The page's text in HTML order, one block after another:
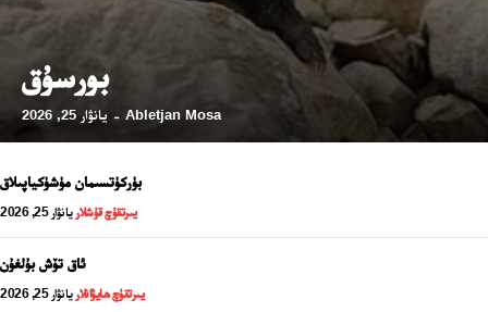
بورسۇق
Abletjan Mosa
- يانۋار 25, 2026
بۈركۈتسىمان مۈشۈكياپىلاق
يىرتقۇچ قۇشلار يانۋار 25, 2026
ئاق تۆش بۇلغۇن
يىرتقۇچ ھايۋانلار يانۋار 25, 2026